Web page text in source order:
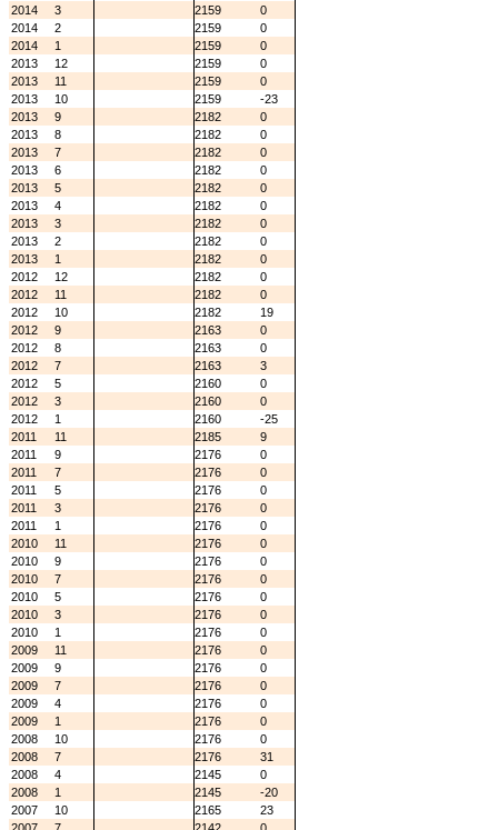
2014
3 2159
0
2014
2 2159
0
2014
1 2159
0
2013
12 2159
0
2013
11 2159
0
2013
10 2159
-23
2013
9 2182
0
2013
8 2182
0
2013
7 2182
0
2013
6 2182
0
2013
5 2182
0
2013
4 2182
0
2013
3 2182
0
2013
2 2182
0
2013
1 2182
0
2012
12 2182
0
2012
11 2182
0
2012
10 2182
19
2012
9 2163
0
2012
8 2163
0
2012
7 2163
3
2012
5 2160
0
2012
3 2160
0
2012
1 2160
-25
2011
11 2185
9
2011
9 2176
0
2011
7 2176
0
2011
5 2176
0
2011
3 2176
0
2011
1 2176
0
2010
11 2176
0
2010
9 2176
0
2010
7 2176
0
2010
5 2176
0
2010
3 2176
0
2010
1 2176
0
2009
11 2176
0
2009
9 2176
0
2009
7 2176
0
2009
4 2176
0
2009
1 2176
0
2008
10 2176
0
2008
7 2176
31
2008
4 2145
0
2008
1 2145
-20
2007
10 2165
23